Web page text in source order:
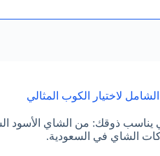
لاختيار الكوب المثالي
ذوقك: من الشاي الأسود
الشاي في السعودية.